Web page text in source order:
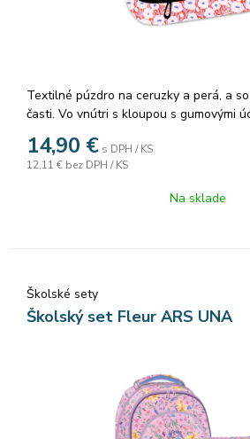
Textilné púzdro na ceruzky a perá, a
časti. Vo vnútri s kloupou s gumovými
14,90 € s DPH / KS
12,11 € bez DPH / KS
Na sklade
Školské sety
Školský set Fleur ARS UNA